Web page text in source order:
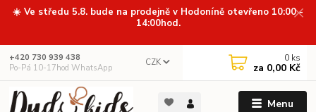
☀️ Ve středu 5.8. bude na prodejně v Hodoníně otevřeno 10:00 -
14:00hod.
Menu
CZK
+420 730 939 438
Po-Pá 10-17hod WhatsApp
0 ks
za 0,00 Kč